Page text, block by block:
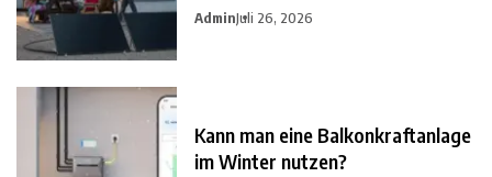
AdminJuli 26, 2026
Kann man eine Balkonkraftanlage
im Winter nutzen?